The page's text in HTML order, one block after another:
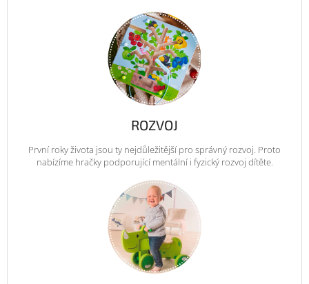
ROZVOJ
První roky života jsou ty nejdůležitější pro správný rozvoj. Proto
nabízíme hračky podporující mentální i fyzický rozvoj dítěte.